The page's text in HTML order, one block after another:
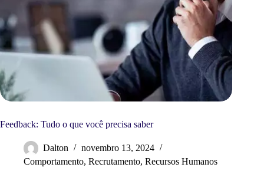
Feedback: Tudo o que você precisa saber
Dalton
novembro 13, 2024
Comportamento, Recrutamento, Recursos Humanos